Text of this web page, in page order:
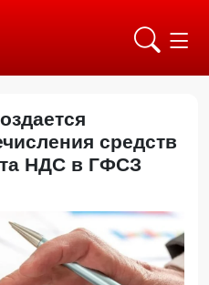
средств
НДС в ГФСЗ